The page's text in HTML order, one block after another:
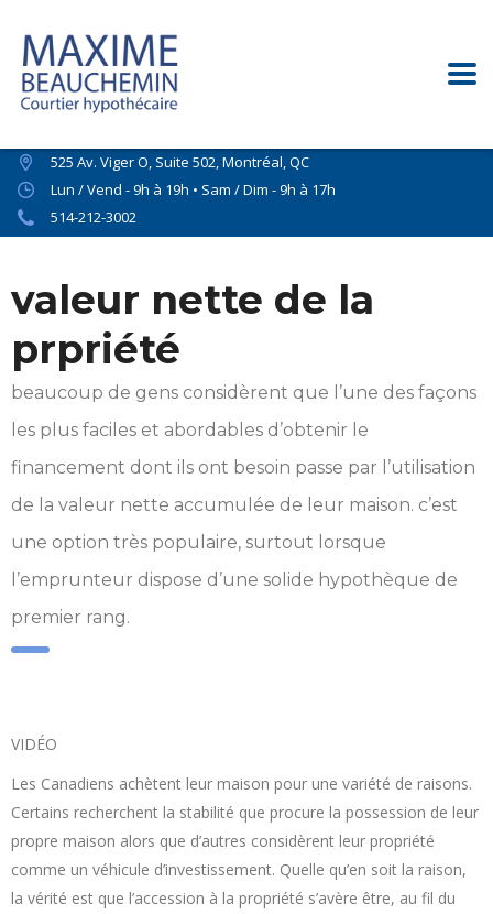
525 Av. Viger O, Suite 502, Montréal, QC
Lun / Vend - 9h à 19h • Sam / Dim - 9h à 17h
514-212-3002
valeur nette de la
prpriété
beaucoup de gens considèrent que l’une des façons
les plus faciles et abordables d’obtenir le
financement dont ils ont besoin passe par l’utilisation
de la valeur nette accumulée de leur maison. c’est
une option très populaire, surtout lorsque
l’emprunteur dispose d’une solide hypothèque de
premier rang.
VIDÉO
Les Canadiens achètent leur maison pour une variété de raisons.
Certains recherchent la stabilité que procure la possession de leur
propre maison alors que d’autres considèrent leur propriété
comme un véhicule d’investissement. Quelle qu’en soit la raison,
la vérité est que l’accession à la propriété s’avère être, au fil du